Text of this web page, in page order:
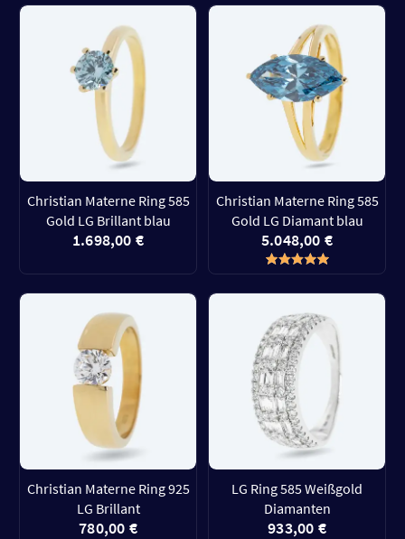
Christian Materne Ring 585
Gold LG Brillant blau
1.698,00 €
Christian Materne Ring 585
Gold LG Diamant blau
5.048,00 €
Christian Materne Ring 925
LG Brillant
780,00 €
LG Ring 585 Weißgold
Diamanten
933,00 €